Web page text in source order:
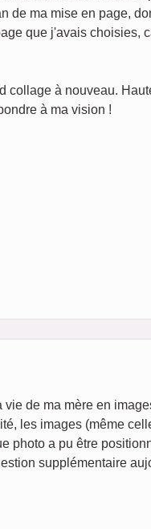
de ma mise en page,
que j'avais choisies,
collage à nouveau.
à ma vision !
de ma mère en
les images (même
photo a pu être
supplémentaire